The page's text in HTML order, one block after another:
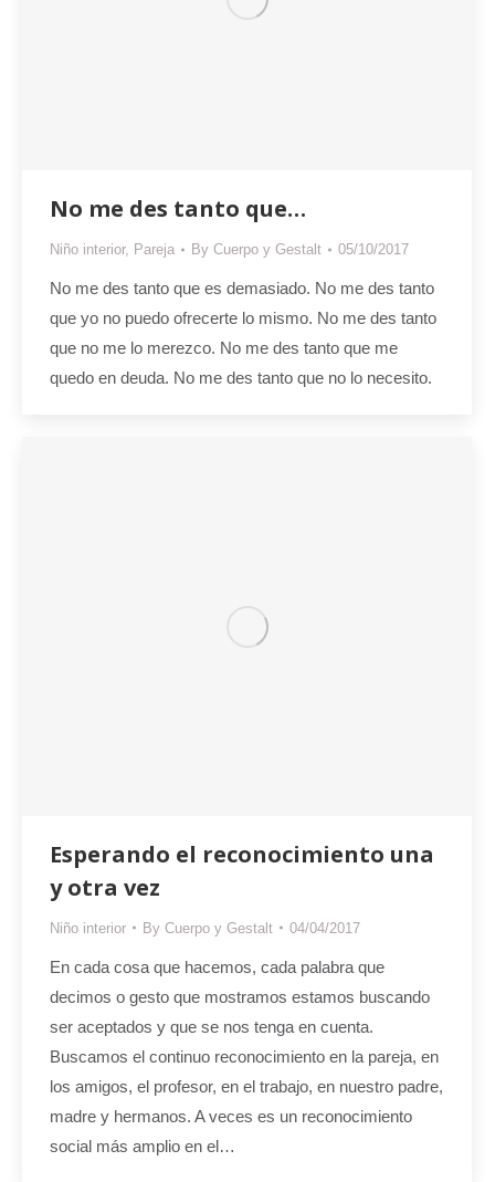
No me des tanto que…
Niño interior, Pareja By Cuerpo y Gestalt 05/10/2017
No me des tanto que es demasiado. No me des tanto
que yo no puedo ofrecerte lo mismo. No me des tanto
que no me lo merezco. No me des tanto que me
quedo en deuda. No me des tanto que no lo necesito.
Esperando el reconocimiento una
y otra vez
Niño interior By Cuerpo y Gestalt 04/04/2017
En cada cosa que hacemos, cada palabra que
decimos o gesto que mostramos estamos buscando
ser aceptados y que se nos tenga en cuenta.
Buscamos el continuo reconocimiento en la pareja, en
los amigos, el profesor, en el trabajo, en nuestro padre,
madre y hermanos. A veces es un reconocimiento
social más amplio en el…